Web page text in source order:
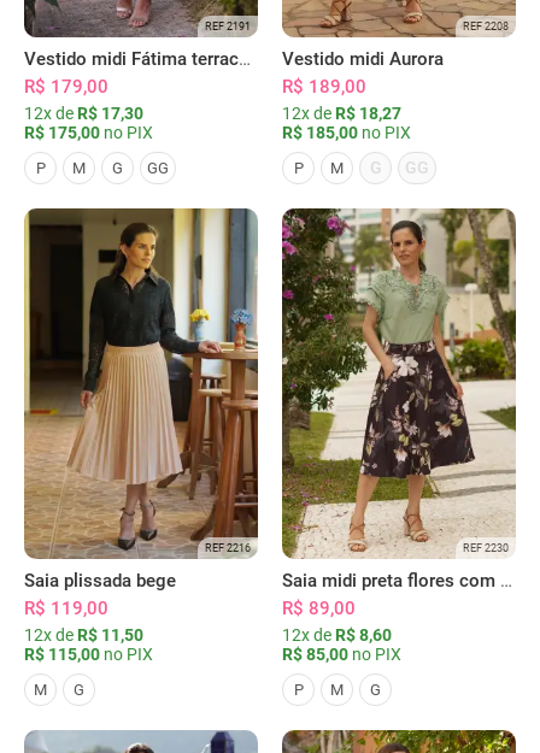
REF 2191
Vestido midi Fátima terracota
R$ 179,00
12x de R$ 17,30
R$ 175,00 no PIX
P M G GG
REF 2208
Vestido midi Aurora
R$ 189,00
12x de R$ 18,27
R$ 185,00 no PIX
P M G GG
REF 2216
Saia plissada bege
R$ 119,00
12x de R$ 11,50
R$ 115,00 no PIX
M G
REF 2230
Saia midi preta flores com bolsos
R$ 89,00
12x de R$ 8,60
R$ 85,00 no PIX
P M G